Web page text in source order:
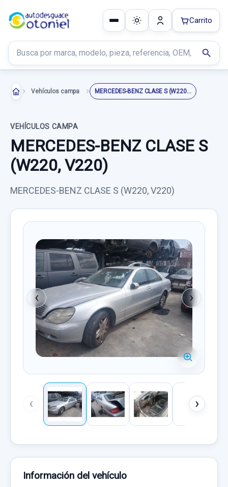
Buscar productos
search
Carrito
Vehículos campa MERCEDES-BENZ CLASE S (W220, V220)
VEHÍCULOS CAMPA
MERCEDES-BENZ CLASE S
(W220, V220)
MERCEDES-BENZ CLASE S (W220, V220)
‹ ›
‹ ›
Información del vehículo